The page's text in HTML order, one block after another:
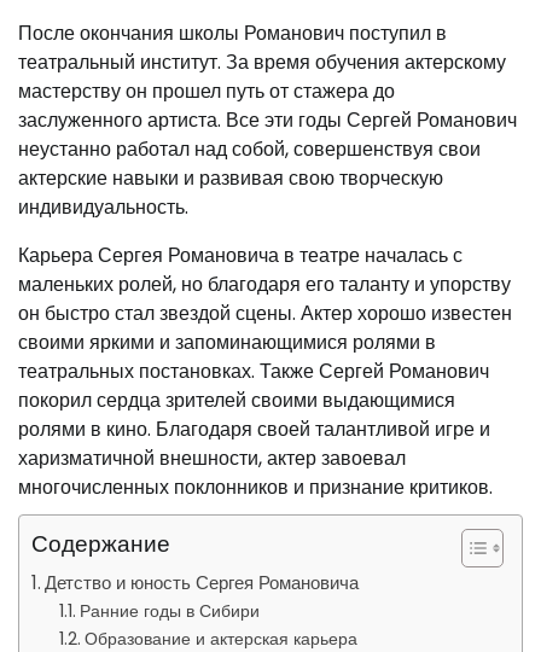
После окончания школы Романович поступил в
театральный институт. За время обучения актерскому
мастерству он прошел путь от стажера до
заслуженного артиста. Все эти годы Сергей Романович
неустанно работал над собой, совершенствуя свои
актерские навыки и развивая свою творческую
индивидуальность.
Карьера Сергея Романовича в театре началась с
маленьких ролей, но благодаря его таланту и упорству
он быстро стал звездой сцены. Актер хорошо известен
своими яркими и запоминающимися ролями в
театральных постановках. Также Сергей Романович
покорил сердца зрителей своими выдающимися
ролями в кино. Благодаря своей талантливой игре и
харизматичной внешности, актер завоевал
многочисленных поклонников и признание критиков.
Содержание
Детство и юность Сергея Романовича
Ранние годы в Сибири
Образование и актерская карьера